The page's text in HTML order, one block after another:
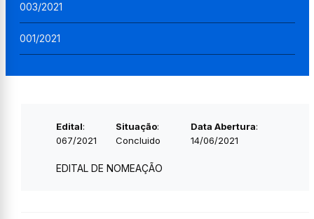
003/2021
001/2021
Edital:
067/2021
Situação:
Concluido
Data Abertura:
14/06/2021
EDITAL DE NOMEAÇÃO